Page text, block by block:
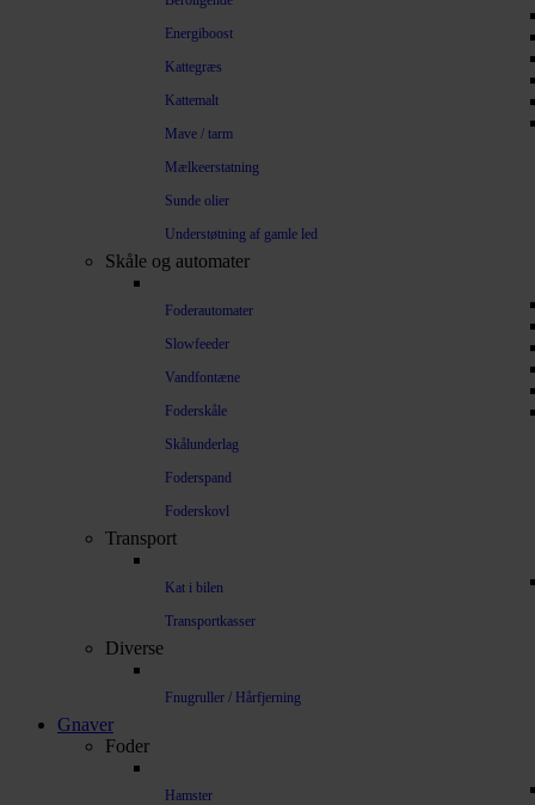
Energiboost
Kattegræs
Kattemalt
Mave / tarm
Mælkeerstatning
Sunde olier
Understøtning af gamle led
Skåle og automater
Foderautomater
Slowfeeder
Vandfontæne
Foderskåle
Skålunderlag
Foderspand
Foderskovl
Transport
Kat i bilen
Transportkasser
Diverse
Fnugruller / Hårfjerning
Gnaver
Foder
Hamster